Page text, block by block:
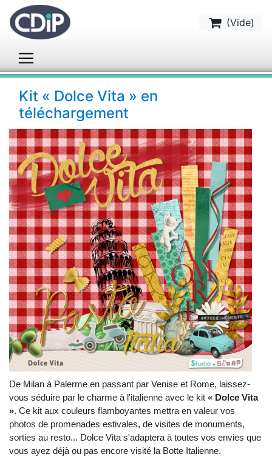
(Vide)
Kit « Dolce Vita » en
téléchargement
De Milan à Palerme en passant par Venise et Rome, laissez-
vous séduire par le charme à l'italienne avec le kit « Dolce Vita
». Ce kit aux couleurs flamboyantes mettra en valeur vos
photos de promenades estivales, de visites de monuments,
sorties au resto... Dolce Vita s'adaptera à toutes vos envies que
vous ayez déjà ou pas encore visité la Botte Italienne.